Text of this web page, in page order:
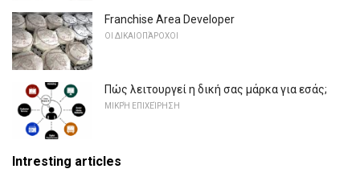
Franchise Area Developer
ΟΙ ΔΙΚΑΙΟΠΆΡΟΧΟΙ
Πώς λειτουργεί η δική σας μάρκα για εσάς;
ΜΙΚΡΉ ΕΠΙΧΕΊΡΗΣΗ
Intresting articles